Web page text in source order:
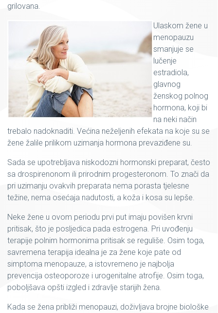
grilovana.
Ulaskom žene u
menopauzu
smanjuje se
lučenje
estradiola,
glavnog
ženskog polnog
hormona, koji bi
na neki način
trebalo nadoknaditi. Većina neželjenih efekata na koje su se
žene žalile prilikom uzimanja hormona prevaziđene su.
Sada se upotrebljava niskodozni hormonski preparat, često
sa drospirenonom ili prirodnim progesteronom. To znači da
pri uzimanju ovakvih preparata nema porasta tjelesne
težine, nema osećaja nadutosti, a koža i kosa su lepše.
Neke žene u ovom periodu prvi put imaju povišen krvni
pritisak, što je posljedica pada estrogena. Pri uvođenju
terapije polnim hormonima pritisak se reguliše. Osim toga,
savremena terapija idealna je za žene koje pate od
simptoma menopauze, a istovremeno je najbolja
prevencija osteoporoze i urogenitalne atrofije. Osim toga,
poboljšava opšti izgled i zdravlje starijih žena.
Kada se žena približi menopauzi, doživljava brojne biološke